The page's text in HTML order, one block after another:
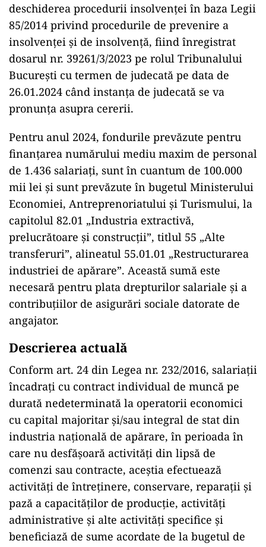
deschiderea procedurii insolvenței în baza Legii
85/2014 privind procedurile de prevenire a
insolvenței și de insolvență, fiind înregistrat
dosarul nr. 39261/3/2023 pe rolul Tribunalului
București cu termen de judecată pe data de
26.01.2024 când instanța de judecată se va
pronunța asupra cererii.
Pentru anul 2024, fondurile prevăzute pentru
finanțarea numărului mediu maxim de personal
de 1.436 salariați, sunt în cuantum de 100.000
mii lei și sunt prevăzute în bugetul Ministerului
Economiei, Antreprenoriatului și Turismului, la
capitolul 82.01 „Industria extractivă,
prelucrătoare și construcții”, titlul 55 „Alte
transferuri”, alineatul 55.01.01 „Restructurarea
industriei de apărare”. Această sumă este
necesară pentru plata drepturilor salariale și a
contribuțiilor de asigurări sociale datorate de
angajator.
Descrierea actuală
Conform art. 24 din Legea nr. 232/2016, salariații
încadrați cu contract individual de muncă pe
durată nedeterminată la operatorii economici
cu capital majoritar și/sau integral de stat din
industria națională de apărare, în perioada în
care nu desfășoară activități din lipsă de
comenzi sau contracte, aceștia efectuează
activități de întreținere, conservare, reparații și
pază a capacităților de producție, activități
administrative și alte activități specifice și
beneficiază de sume acordate de la bugetul de